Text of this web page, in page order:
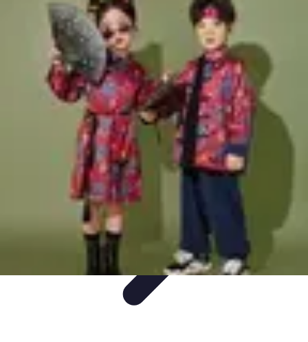
Disfruta Ya
Escapadas Actividades Sociales Ocio y Entretenimiento
Gastronomía
Actividades en Familia
Disfruta Ya